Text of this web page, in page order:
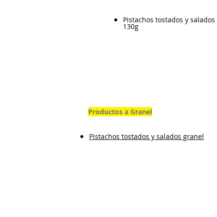
Pistachos tostados y
130g
Productos a Granel
Pistachos tostados y salados granel